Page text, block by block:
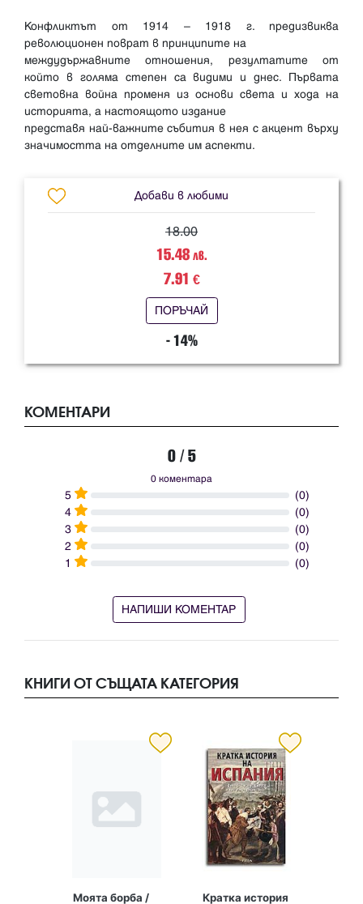
Конфликтът от 1914 – 1918 г. предизвиква
революционен поврат в принципите на
междудържавните отношения, резултатите от
който в голяма степен са видими и днес. Първата
световна война променя из основи света и хода на
историята, а настоящото издание
представя най-важните събития в нея с акцент върху
Добави в любими
18.00
15.48лв.
7.91 €
ПОРЪЧАЙ
- 14%
КОМЕНТАРИ
0 / 5
0 коментара
5
(0)
4
(0)
3
(0)
2
(0)
1
(0)
НАПИШИ КОМЕНТАР
КНИГИ ОТ СЪЩАТА КАТЕГОРИЯ
Моята борба /
Кратка история